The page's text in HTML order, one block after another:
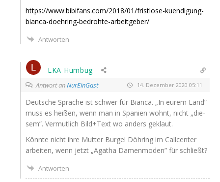
https://www.bibifans.com/2018/01/fristlose-kuendigung-
bianca-doehring-bedrohte-arbeitgeber/
Antworten
LKA Humbug
Antwort anNurEinGast 14. Dezember 2020 05:11
Deut­sche Spra­che ist schwer für Bian­ca. „In eurem Land”
muss es hei­ßen, wenn man in Spa­ni­en wohnt, nicht „die­
sem”. Ver­mut­lich Bild+Text wo anders geklaut.
Könn­te nicht ihre Mut­ter Bur­gel Döh­ring im Call­cen­ter
arbei­ten, wenn jetzt „Aga­tha Damen­mo­den” für schließt?
Antworten